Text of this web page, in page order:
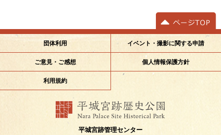
団体利用 イベント・撮影に関する申請
ご意見・ご感想 個人情報保護方針
利用規約
平城宮跡管理センター